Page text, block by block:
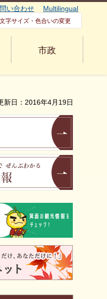
い合わせ Multilingual
文字サイズ・色合いの変更
市政
新日：2016年4月19日